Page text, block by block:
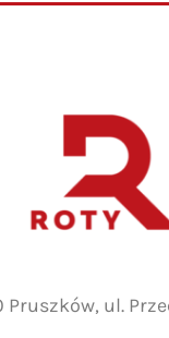
Pruszków, ul.